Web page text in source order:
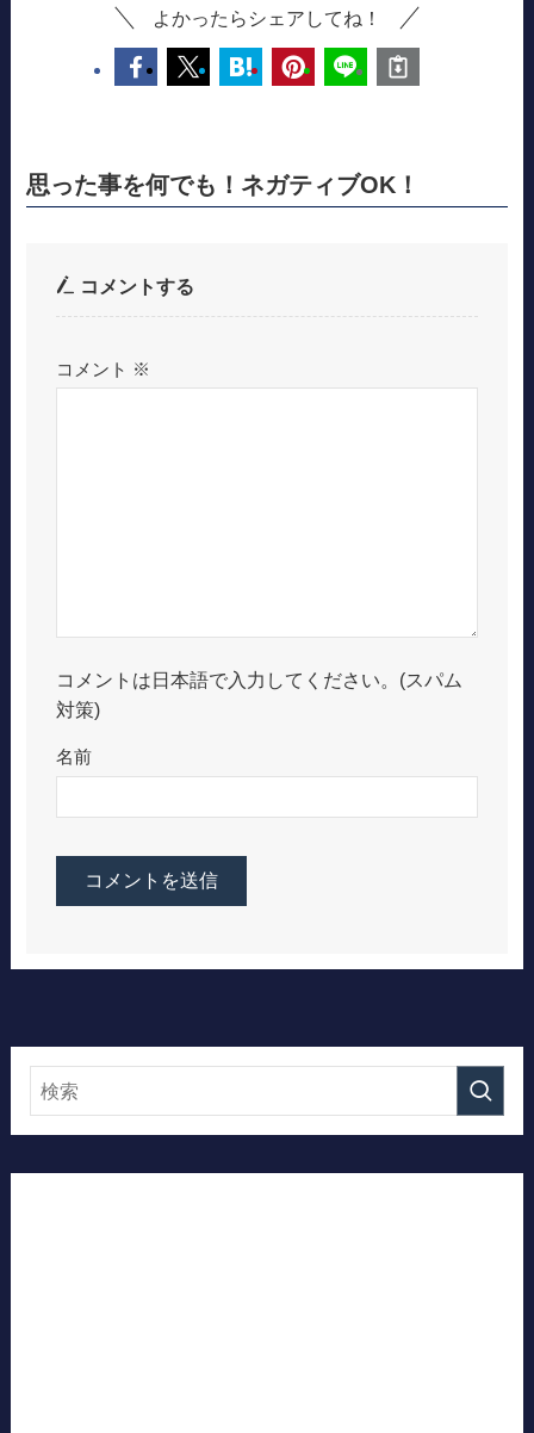
よかったらシェアしてね！
思った事を何でも！ネガティブOK！
コメントする
コメント ※
コメントは日本語で入力してください。(スパム
対策)
名前